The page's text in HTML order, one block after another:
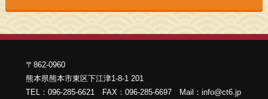
〒862-0960
熊本県熊本市東区下江津1-8-1 201
TEL：096-285-6621 FAX：096-285-6697 Mail：info@ct6.jp